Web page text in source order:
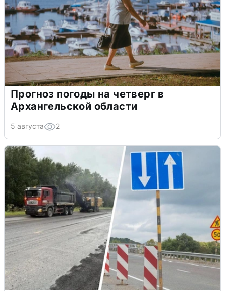
Прогноз погоды на четверг в
Архангельской области
5 августа 2